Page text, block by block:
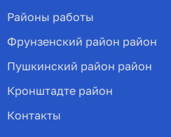
Районы работы
Фрунзенский район район
Пушкинский район район
Кронштадте район
Контакты